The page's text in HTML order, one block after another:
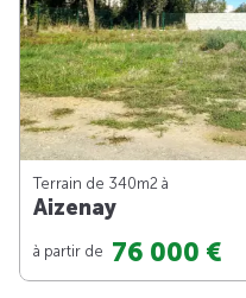
Terrain de 340m2 à
Aizenay
à partir de 76 000 €